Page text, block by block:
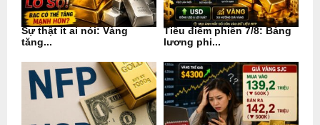
Sự thật ít ai nói: Vàng
tăng...
Tiêu điểm phiên 7/8: Bảng
lương phi...